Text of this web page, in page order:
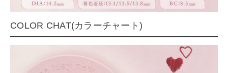
COLOR CHAT(カラーチャート)